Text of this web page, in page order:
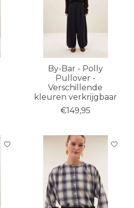
By-Bar - Polly
Pullover -
Verschillende
kleuren verkrijgbaar
€149,95